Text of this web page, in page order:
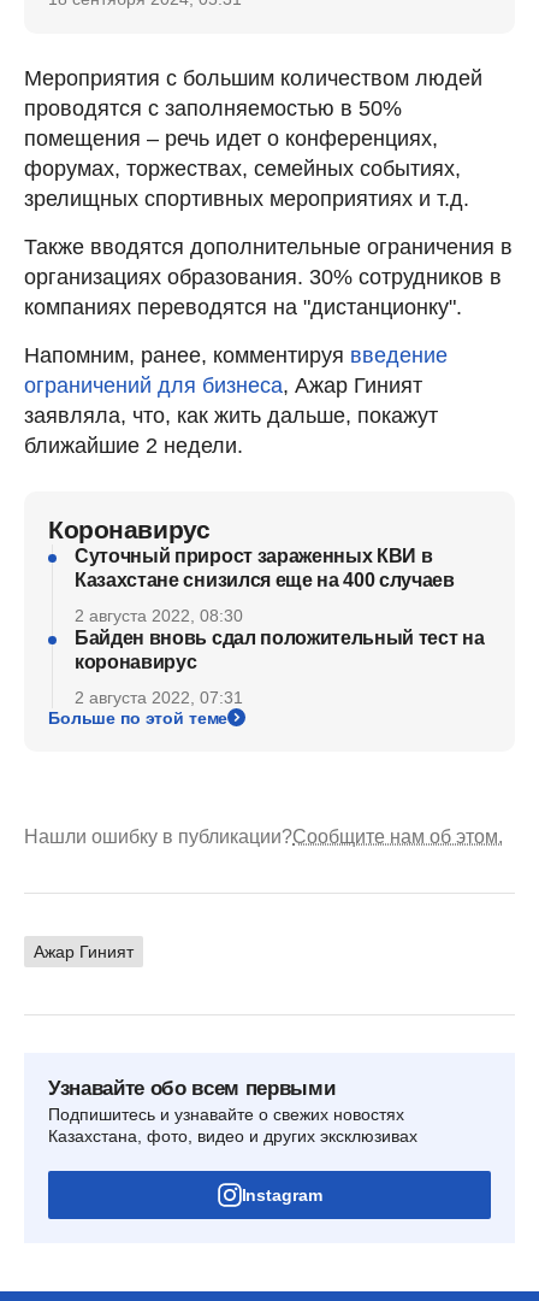
Мероприятия с большим количеством людей
проводятся с заполняемостью в 50%
помещения – речь идет о конференциях,
форумах, торжествах, семейных событиях,
зрелищных спортивных мероприятиях и т.д.
Также вводятся дополнительные ограничения в
организациях образования. 30% сотрудников в
компаниях переводятся на "дистанционку".
Напомним, ранее, комментируя введение
ограничений для бизнеса, Ажар Гиният
заявляла, что, как жить дальше, покажут
ближайшие 2 недели.
Коронавирус
Суточный прирост зараженных КВИ в
Казахстане снизился еще на 400 случаев
2 августа 2022, 08:30
Байден вновь сдал положительный тест на
коронавирус
2 августа 2022, 07:31
Больше по этой теме
Нашли ошибку в публикации?Сообщите нам об этом.
Ажар Гиният
Узнавайте обо всем первыми
Подпишитесь и узнавайте о свежих новостях
Казахстана, фото, видео и других эксклюзивах
Instagram